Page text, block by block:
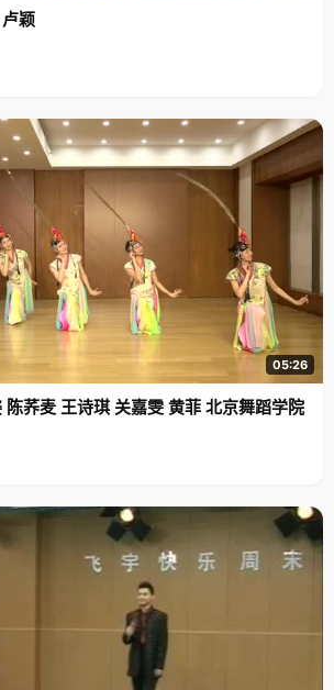
颖
05:26
陈荞麦 王诗琪 关嘉雯 黄菲 北京舞蹈学院